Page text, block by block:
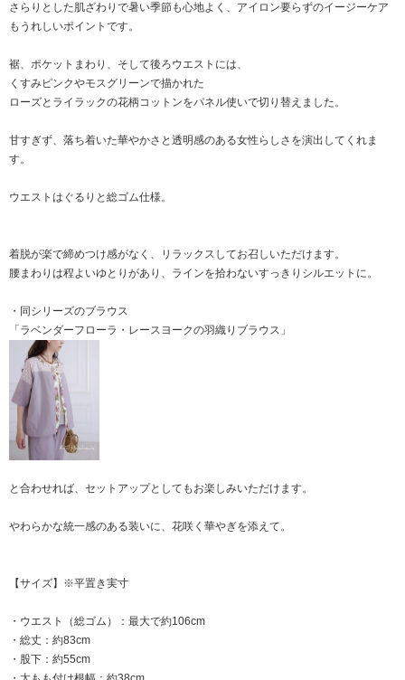
さらりとした肌ざわりで暑い季節も心地よく、アイロン要らずのイージーケア
もうれしいポイントです。
裾、ポケットまわり、そして後ろウエストには、
くすみピンクやモスグリーンで描かれた
ローズとライラックの花柄コットンをパネル使いで切り替えました。
甘すぎず、落ち着いた華やかさと透明感のある女性らしさを演出してくれま
す。
ウエストはぐるりと総ゴム仕様。
着脱が楽で締めつけ感がなく、リラックスしてお召しいただけます。
腰まわりは程よいゆとりがあり、ラインを拾わないすっきりシルエットに。
・同シリーズのブラウス
「ラベンダーフローラ・レースヨークの羽織りブラウス」
と合わせれば、セットアップとしてもお楽しみいただけます。
やわらかな統一感のある装いに、花咲く華やぎを添えて。
【サイズ】※平置き実寸
・ウエスト（総ゴム）：最大で約106cm
・総丈：約83cm
・股下：約55cm